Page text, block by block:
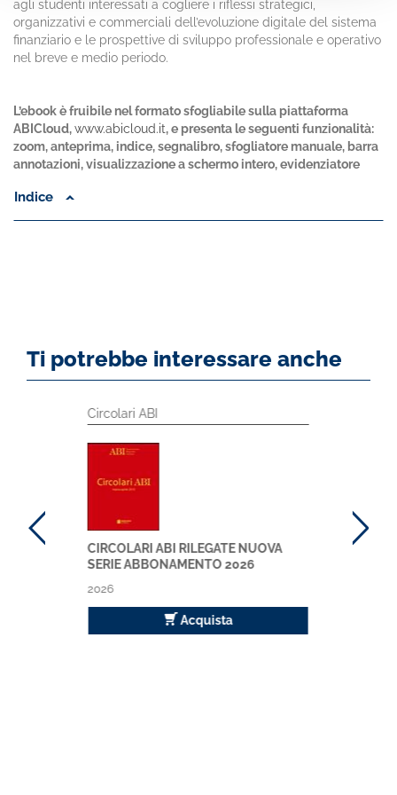
agli studenti interessati a cogliere i riflessi strategici,
organizzativi e commerciali dell’evoluzione digitale del sistema
finanziario e le prospettive di sviluppo professionale e operativo
nel breve e medio periodo.
L’ebook è fruibile nel formato sfogliabile sulla piattaforma
ABICloud,www.abicloud.it, e presenta le seguenti funzionalità:
zoom, anteprima, indice, segnalibro, sfogliatore manuale, barra
annotazioni, visualizzazione a schermo intero, evidenziatore
Indice
Ti potrebbe interessare anche
Circolari ABI
CIRCOLARI ABI RILEGATE NUOVA
SERIE ABBONAMENTO 2026
2026
Acquista